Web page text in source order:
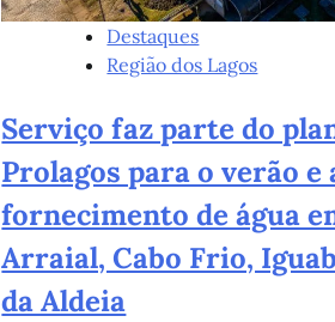
Destaques
Região dos Lagos
Serviço faz parte do
Prolagos para o verão e
fornecimento de água
Arraial, Cabo Frio,
da Aldeia
Destaques
Últimas Notícias
violência contra a
folhadebuzios
18 de junho de